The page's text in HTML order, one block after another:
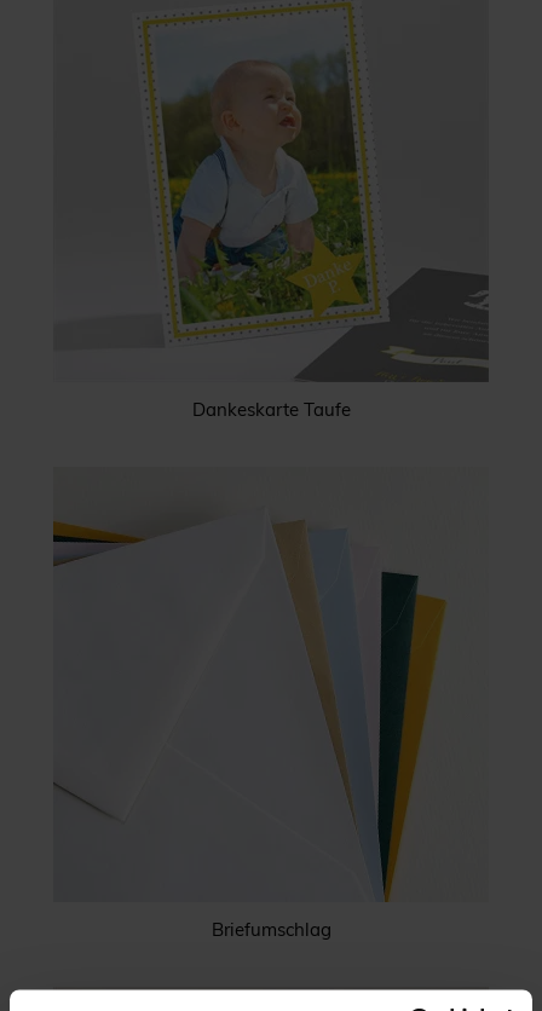
Dankeskarte Taufe
Briefumschlag